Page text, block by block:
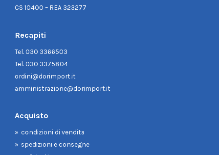
CS 10400 – REA 323277
Recapiti
Tel.030 3366503
Tel.030 3375804
ordini@dorimport.it
amministrazione@dorimport.it
Acquisto
condizioni di vendita
spedizioni e consegne